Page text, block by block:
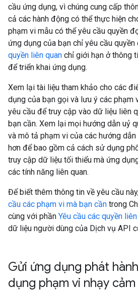
cầu ứng dụng, vì chúng cung cấp
cả các hành động có thể thực hiện
phạm vi mẫu có thể yêu cầu quyền
ứng dụng của bạn chỉ yêu cầu quyền
quyền liên quan chỉ giới hạn ở thông
để triển khai ứng dụng.
Xem lại tài liệu tham khảo cho các
dụng của bạn gọi và lưu ý các phạm
yêu cầu để truy cập vào dữ liệu liên
bạn cần. Xem lại mọi hướng dẫn uỷ
và mô tả phạm vi của các hướng
hơn để bao gồm cả cách sử dụng
truy cập dữ liệu tối thiểu mà ứng
các tính năng liên quan.
Để biết thêm thông tin về yêu cầu
cầu các phạm vi mà bạn cần trong
cùng với phần Yêu cầu các quyền
dữ liệu người dùng của Dịch vụ API
Gửi ứng dụng phát
dụng phạm vi nhạy